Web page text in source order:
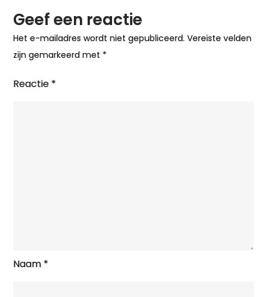
Geef een reactie
Het e-mailadres wordt niet gepubliceerd. Vereiste velden
zijn gemarkeerd met *
Reactie *
Naam *